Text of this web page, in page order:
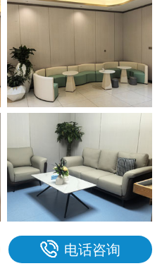
电话咨询